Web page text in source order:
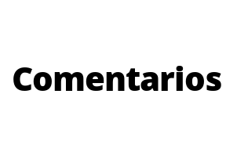
Comentarios